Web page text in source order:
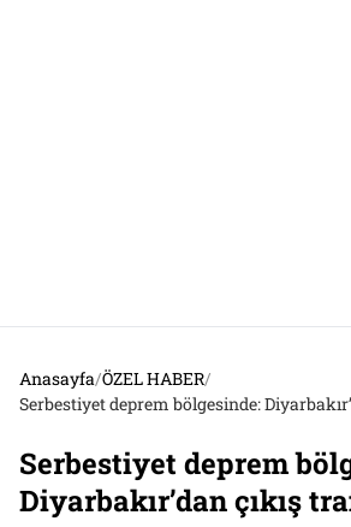
Anasayfa/ÖZEL HABER/
Serbestiyet deprem bölgesinde:
Serbestiyet deprem
Diyarbakır’dan çıkış